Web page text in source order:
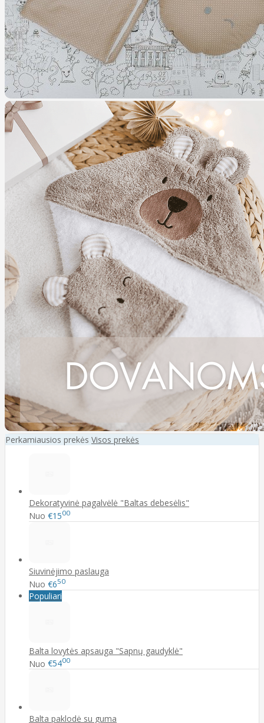
Perkamiausios prekės Visos prekės
Dekoratyvinė pagalvėlė "Baltas debesėlis"
Nuo €1500
Siuvinėjimo paslauga
Nuo €650
Populiari
Balta lovytės apsauga "Sapnų gaudyklė"
Nuo €5400
Balta paklodė su guma